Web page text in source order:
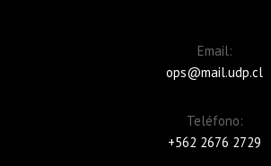
Email:
ops@mail.udp.cl
Teléfono:
+562 2676 2729